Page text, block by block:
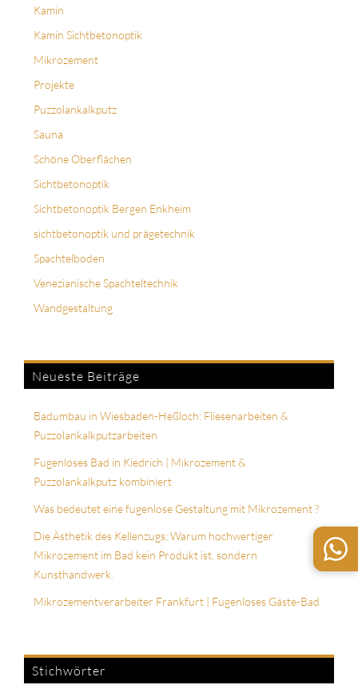
Kamin
Kamin Sichtbetonoptik
Mikrozement
Projekte
Puzzolankalkputz
Sauna
Schöne Oberflächen
Sichtbetonoptik
Sichtbetonoptik Bergen Enkheim
sichtbetonoptik und prägetechnik
Spachtelboden
Venezianische Spachteltechnik
Wandgestaltung
Neueste Beiträge
Badumbau in Wiesbaden-Heßloch: Fliesenarbeiten &
Puzzolankalkputzarbeiten
Fugenloses Bad in Kiedrich | Mikrozement &
Puzzolankalkputz kombiniert
Was bedeutet eine fugenlose Gestaltung mit Mikrozement ?
Die Ästhetik des Kellenzugs: Warum hochwertiger
Mikrozement im Bad kein Produkt ist, sondern
Kunsthandwerk.
Mikrozementverarbeiter Frankfurt | Fugenloses Gäste-Bad
Stichwörter